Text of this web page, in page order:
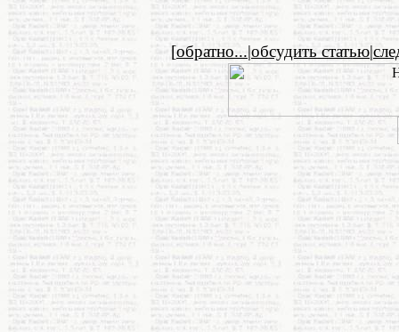
[обратно...|обсудить статью|